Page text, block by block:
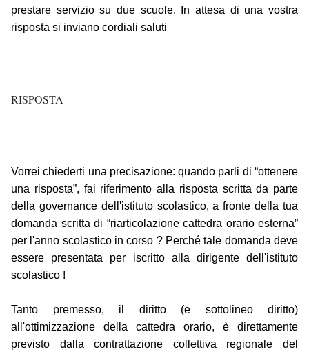
prestare servizio su due scuole. In attesa di una vostra
risposta si inviano cordiali saluti
RISPOSTA
Vorrei chiederti una precisazione: quando parli di “ottenere
una risposta”, fai riferimento alla risposta scritta da parte
della governance dell'istituto scolastico, a fronte della tua
domanda scritta di “riarticolazione cattedra orario esterna”
per l'anno scolastico in corso ? Perché tale domanda deve
essere presentata per iscritto alla dirigente dell'istituto
scolastico !
Tanto premesso, il diritto (e sottolineo diritto)
all'ottimizzazione della cattedra orario, è direttamente
previsto dalla contrattazione collettiva regionale del